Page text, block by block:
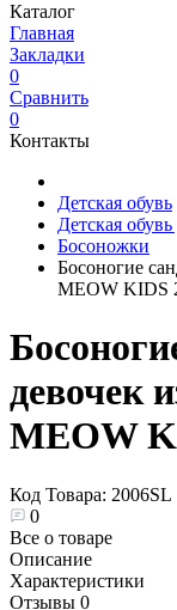
Каталог
Главная
Закладки
0
Сравнить
0
Контакты
Детская обувь
Детская
Босоножки
Босоногие
MEOW KIDS
девочек
MEOW
Код Товара: 2006SL
0
Все о товаре
Описание
Характеристики
Отзывы 0